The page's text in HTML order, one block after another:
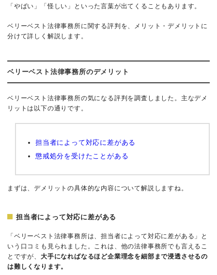
「やばい」「怪しい」といった言葉が出てくることもあります。
ベリーベスト法律事務所に関する評判を、メリット・デメリットに
分けて詳しく解説します。
ベリーベスト法律事務所のデメリット
ベリーベスト法律事務所の気になる評判を調査しました。主なデメ
リットは以下の通りです。
担当者によって対応に差がある
懲戒処分を受けたことがある
まずは、デメリットの具体的な内容について解説しますね。
担当者によって対応に差がある
「ベリーベスト法律事務所は、担当者によって対応に差がある」と
いう口コミも見られました。これは、他の法律事務所でも言えるこ
とですが、 大手になればなるほど企業理念を細部まで浸透させるの
は難しくなります。